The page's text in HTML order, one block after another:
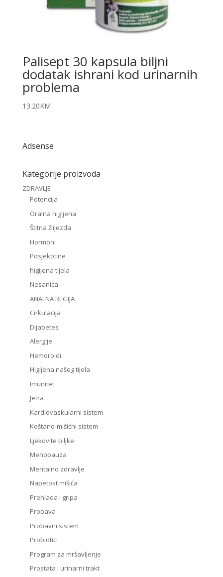
Palisept 30 kapsula biljni
dodatak ishrani kod urinarnih
problema
13.20KM
Adsense
Kategorije proizvoda
ZDRAVLJE
Potencija
Oralna higijena
Štitna žlijezda
Hormoni
Posjekotine
higijena tijela
Nesanica
ANALNA REGIJA
Cirkulacija
Dijabetes
Alergije
Hemoroidi
Higijena našeg tijela
Imunitet
Jetra
Kardiovaskularni sistem
Koštano-mišićni sistem
Ljekovite biljke
Menopauza
Mentalno zdravlje
Napetost mišića
Prehlada i gripa
Probava
Probavni sistem
Probiotici
Program za mršavljenje
Prostata i urinarni trakt